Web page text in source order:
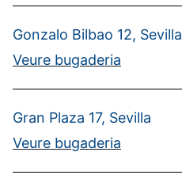
Gonzalo Bilbao 12, Sevilla
Veure bugaderia
Gran Plaza 17, Sevilla
Veure bugaderia